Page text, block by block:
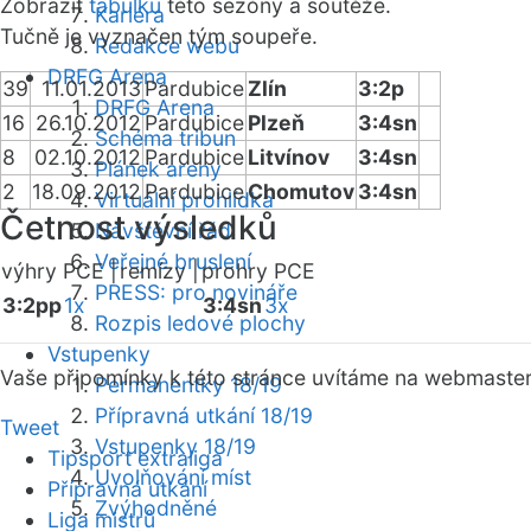
Kariéra
Redakce webu
DRFG Arena
DRFG Arena
Schéma tribun
Plánek areny
Virtuální prohlídka
Návštěvní řád
Veřejné bruslení
PRESS: pro novináře
Rozpis ledové plochy
Vstupenky
Permanentky 18/19
Přípravná utkání 18/19
Vstupenky 18/19
Uvolňování míst
Zvýhodněné
Zobrazit tabulku této sezóny a soutěže.
Tučně je vyznačen tým soupeře.
39 11.01.2013PardubiceZlín
3:2p
16 26.10.2012PardubicePlzeň
3:4sn
8
02.10.2012 PardubiceLitvínov
3:4sn
2
18.09.2012PardubiceChomutov3:4sn
Četnost výsledků
výhry PCE |remízy |prohry PCE
3:2pp1x 3:4sn3x
Vaše připomínky k této stránce uvítáme na webmaster
Tweet
Tipsport extraliga
Přípravná utkání
Liga mistrů